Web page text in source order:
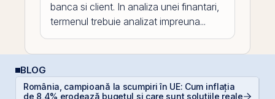
banca si client. In analiza unei finantari,
termenul trebuie analizat impreuna...
BLOG
România, campioană la scumpiri în UE: Cum inflația
de 8,4% erodează bugetul și care sunt soluțiile reale